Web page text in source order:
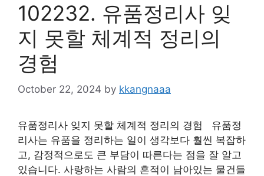
102232. 유품정리사 잊
지 못할 체계적 정리의
경험
October 22, 2024 by kkangnaaa
유품정리사 잊지 못할 체계적 정리의 경험 유품정
리사는 유품을 정리하는 일이 생각보다 훨씬 복잡하
고, 감정적으로도 큰 부담이 따른다는 점을 잘 알고
있습니다. 사랑하는 사람의 흔적이 남아있는 물건들